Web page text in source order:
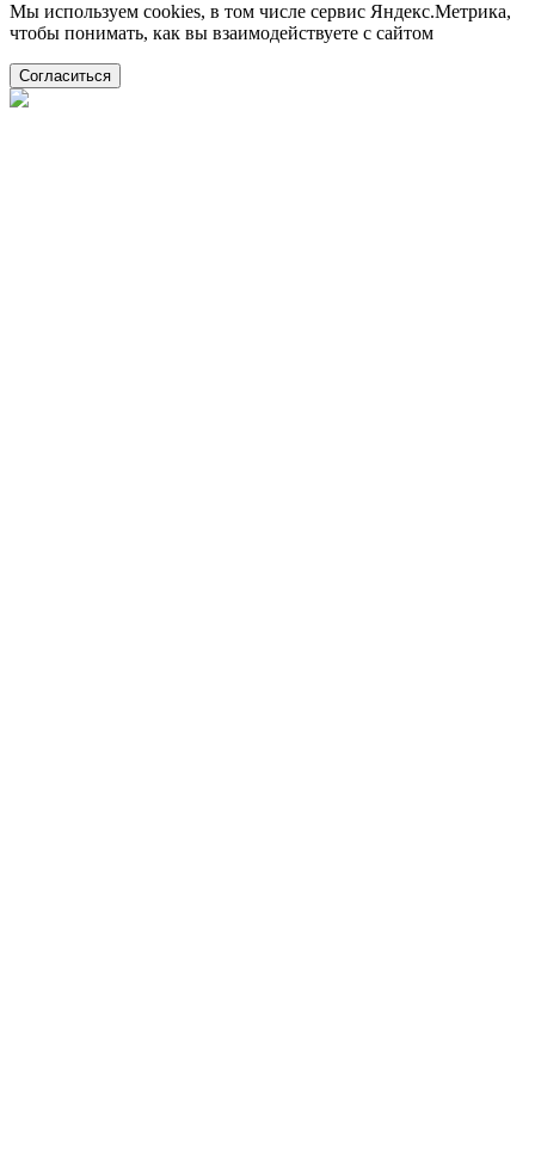
Мы используем cookies, в том числе сервис Яндекс.Метрика,
чтобы понимать, как вы взаимодействуете с сайтом
Согласиться